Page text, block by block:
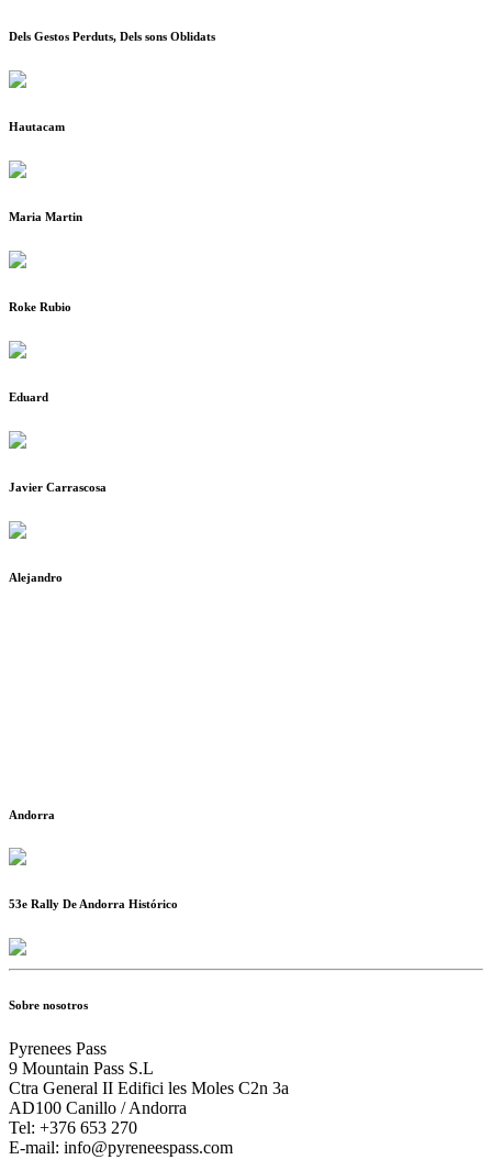
Dels Gestos Perduts, Dels sons Oblidats
Hautacam
Maria Martin
Roke Rubio
Eduard
Javier Carrascosa
Alejandro
Andorra
53e Rally De Andorra Histórico
Sobre nosotros
Pyrenees Pass
9 Mountain Pass S.L
Ctra General II Edifici les Moles C2n 3a
AD100 Canillo / Andorra
Tel: +376 653 270
E-mail: info@pyreneespass.com